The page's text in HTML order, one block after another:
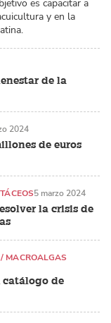
es capacitar a
y en la
de la
de euros
2024
la crisis de
5 marzo 2024
catálogo de
MACROALGAS